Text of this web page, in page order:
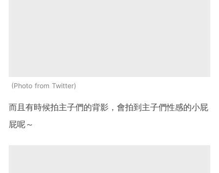
Photo from Twitter
而且有時候拍主子們的背影，會拍到主子們性感的小屁
屁呢～